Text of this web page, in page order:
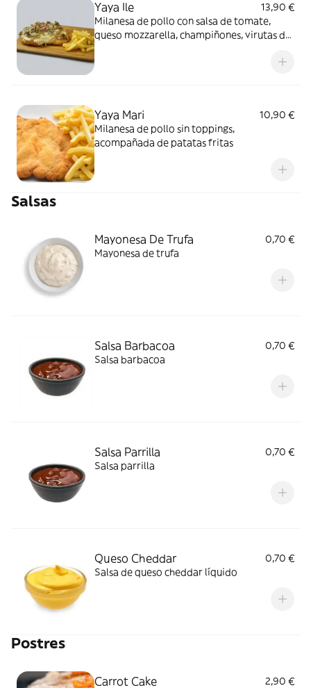
Yaya Ile
13,90 €
Milanesa de pollo con salsa de tomate,
queso mozzarella, champiñones, virutas de
Yaya Mari
10,90 €
Milanesa de pollo sin toppings,
acompañada de patatas fritas
Salsas
Mayonesa De Trufa
0,70 €
Mayonesa de trufa
Salsa Barbacoa
0,70 €
Salsa barbacoa
Salsa Parrilla
0,70 €
Salsa parrilla
Queso Cheddar
0,70 €
Salsa de queso cheddar líquido
Postres
Carrot Cake 2,90 €